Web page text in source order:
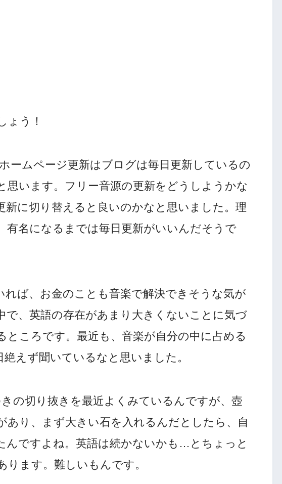
ょう！
ームページ更新はブログは毎日更新しているの
思います。フリー音源の更新をどうしようかな
新に切り替えると良いのかなと思いました。理
有名になるまでは毎日更新がいいんだそうで
れば、お金のことも音楽で解決できそうな気が
で、英語の存在があまり大きくないことに気づ
ところです。最近も、音楽が自分の中に占める
えず聞いているなと思いました。
の切り抜きを最近よくみているんですが、壺
あり、まず大きい石を入れるんだとしたら、自
んですよね。英語は続かないかも…とちょっと
ます。難しいもんです。